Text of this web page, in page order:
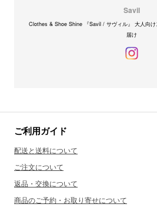
Savil
Clothes & Shoe Shine 『Savil / サヴィル』 大人向
届け
ご利用ガイド
配送と送料について
ご注文について
返品・交換について
商品のご予約・お取り寄せについて